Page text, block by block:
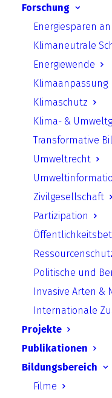
Forschung
Energiesparen
Klimaneutrale
Energiewende
Klimaanpassung
Klimaschutz
Klima- &
Transformative
Umweltrecht
Zivilgesellschaft
Partizipation
Politische und
Invasive Arten &
Internationale
Projekte
Publikationen
Bildungsbereich
Filme
Berliner
Smarte
Global Ideas